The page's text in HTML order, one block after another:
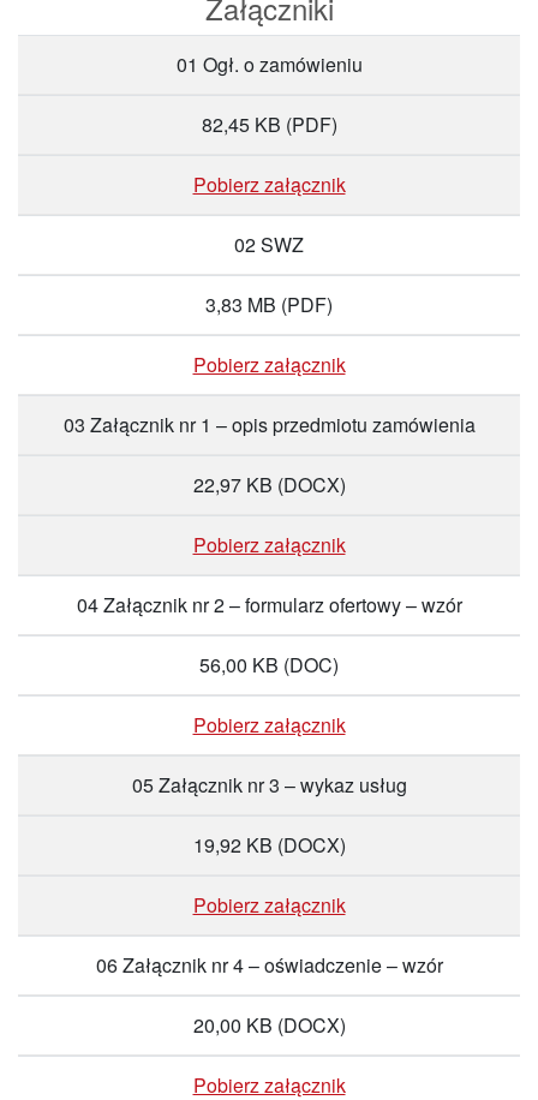
01 Ogł. o zamówieniu
82,45 KB (PDF)
Pobierz załącznik
02 SWZ
3,83 MB (PDF)
Pobierz załącznik
03 Załącznik nr 1 – opis przedmiotu zamówienia
22,97 KB (DOCX)
Pobierz załącznik
04 Załącznik nr 2 – formularz ofertowy – wzór
56,00 KB (DOC)
Pobierz załącznik
05 Załącznik nr 3 – wykaz usług
19,92 KB (DOCX)
Pobierz załącznik
06 Załącznik nr 4 – oświadczenie – wzór
20,00 KB (DOCX)
Pobierz załącznik